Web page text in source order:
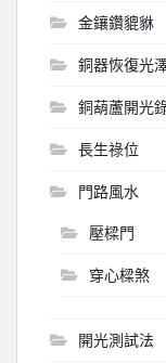
金鑲鑽貔貅
銅器恢復光
銅葫蘆開光
長生祿位
門路風水
壓樑門
穿心樑煞
開光測試法